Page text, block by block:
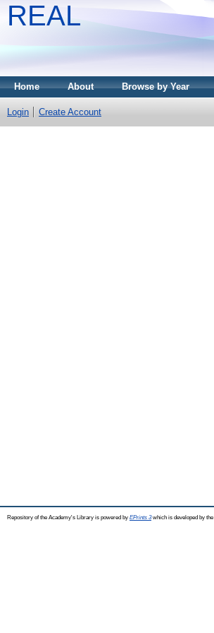
REAL
Home About Browse by Year
Login Create Account
Repository of the Academy's Library is powered by EPrints 3which is developed by the